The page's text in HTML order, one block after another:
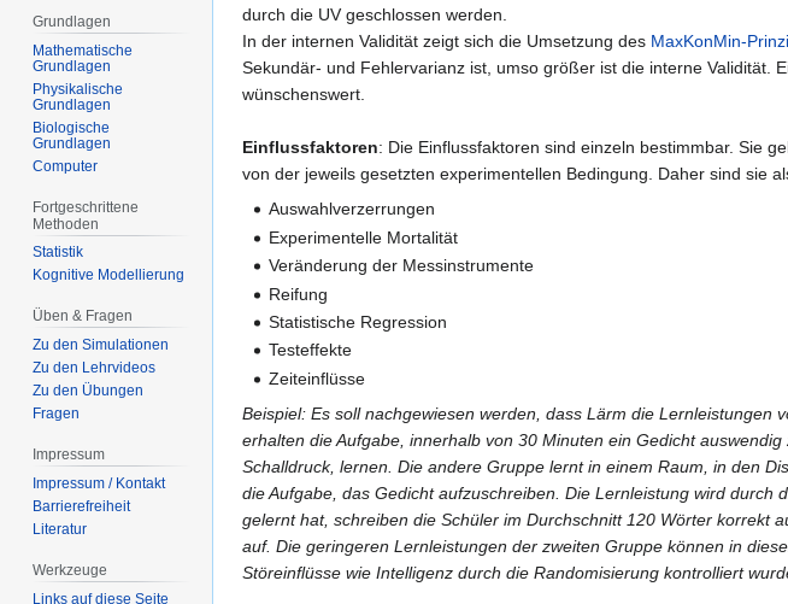
durch die UV geschlossen werden.
In der internen Validität zeigt sich die Umsetzung des MaxKonMin-
Sekundär- und Fehlervarianz ist, umso größer ist die interne Validität.
wünschenswert.
Einflussfaktoren: Die Einflussfaktoren sind einzeln bestimmbar. Sie
von der jeweils gesetzten experimentellen Bedingung. Daher sind sie
Auswahlverzerrungen
Experimentelle Mortalität
Veränderung der Messinstrumente
Reifung
Statistische Regression
Testeffekte
Zeiteinflüsse
Beispiel: Es soll nachgewiesen werden, dass Lärm die Lernleistungen
erhalten die Aufgabe, innerhalb von 30 Minuten ein Gedicht
Schalldruck, lernen. Die andere Gruppe lernt in einem Raum, in den
die Aufgabe, das Gedicht aufzuschreiben. Die Lernleistung wird
gelernt hat, schreiben die Schüler im Durchschnitt 120 Wörter korrekt
auf. Die geringeren Lernleistungen der zweiten Gruppe können in
Störeinflüsse wie Intelligenz durch die Randomisierung kontrolliert
Grundlagen
Mathematische
Grundlagen
Physikalische
Grundlagen
Biologische
Grundlagen
Computer
Fortgeschrittene
Methoden
Statistik
Kognitive Modellierung
Üben & Fragen
Zu den Simulationen
Zu den Lehrvideos
Zu den Übungen
Fragen
Impressum
Impressum / Kontakt
Barrierefreiheit
Literatur
Werkzeuge
Links auf diese Seite